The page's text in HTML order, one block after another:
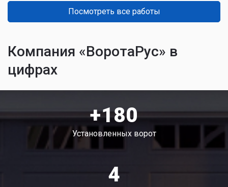
Посмотреть все работы
Компания «ВоротаРус» в
цифрах
+180
Установленных ворот
4